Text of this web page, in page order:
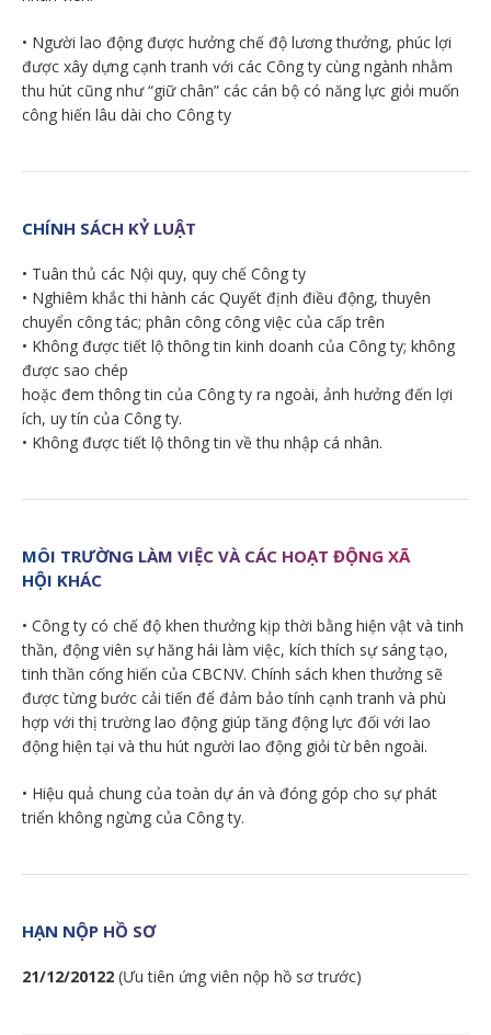
• Người lao động được hưởng chế độ lương thưởng, phúc lợi
được xây dựng cạnh tranh với các Công ty cùng ngành nhằm
thu hút cũng như “giữ chân” các cán bộ có năng lực giỏi muốn
công hiến lâu dài cho Công ty
CHÍNH SÁCH KỶ LUẬT
• Tuân thủ các Nội quy, quy chế Công ty
• Nghiêm khắc thi hành các Quyết định điều động, thuyên
chuyển công tác; phân công công việc của cấp trên
• Không được tiết lộ thông tin kinh doanh của Công ty; không
được sao chép
hoặc đem thông tin của Công ty ra ngoài, ảnh hưởng đến lợi
ích, uy tín của Công ty.
• Không được tiết lộ thông tin về thu nhập cá nhân.
MÔI TRƯỜNG LÀM VIỆC VÀ CÁC HOẠT ĐỘNG XÃ
HỘI KHÁC
• Công ty có chế độ khen thưởng kịp thời bằng hiện vật và tinh
thần, động viên sự hăng hái làm việc, kích thích sự sáng tạo,
tinh thần cống hiến của CBCNV. Chính sách khen thưởng sẽ
được từng bước cải tiến để đảm bảo tính cạnh tranh và phù
hợp với thị trường lao động giúp tăng động lực đối với lao
động hiện tại và thu hút người lao động giỏi từ bên ngoài.
• Hiệu quả chung của toàn dự án và đóng góp cho sự phát
triển không ngừng của Công ty.
HẠN NỘP HỒ SƠ
21/12/20122 (Ưu tiên ứng viên nộp hồ sơ trước)